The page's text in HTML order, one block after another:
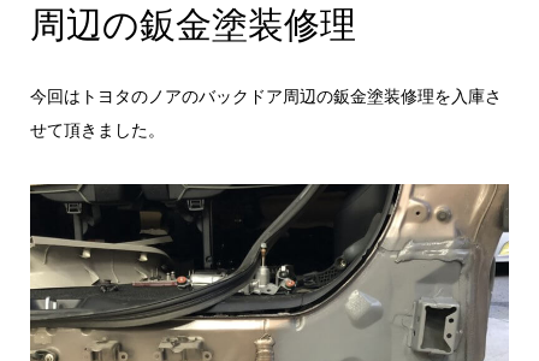
周辺の鈑金塗装修理
今回はトヨタのノアのバックドア周辺の鈑金塗装修理を入庫さ
せて頂きました。